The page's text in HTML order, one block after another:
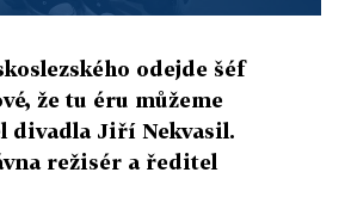
odejde šéf
že tu éru můžeme
divadla Jiří Nekvasil.
režisér a ředitel